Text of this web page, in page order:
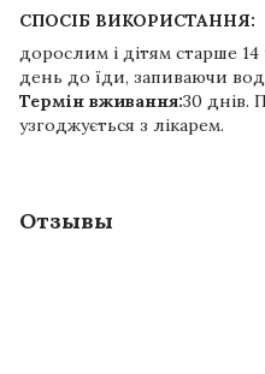
СПОСІБ ВИКОРИСТАННЯ:
дорослим і дітям старше 14
день до їди, запиваючи
Термін вживання:30 днів.
узгоджується з лікарем.
Отзывы